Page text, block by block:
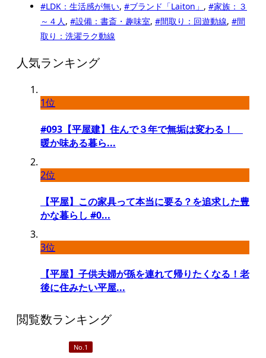
#LDK：生活感が無い, #ブランド「Laiton」 , #家族：３
～４人, #設備：書斎・趣味室, #間取り：回遊動線, #間
取り：洗濯ラク動線
人気ランキング
1位
#093【平屋建】住んで３年で無垢は変わる！
暖か味ある暮ら...
2位
【平屋】この家具って本当に要る？を追求した豊
かな暮らし #0...
3位
【平屋】子供夫婦が孫を連れて帰りたくなる！老
後に住みたい平屋...
閲覧数ランキング
No.1